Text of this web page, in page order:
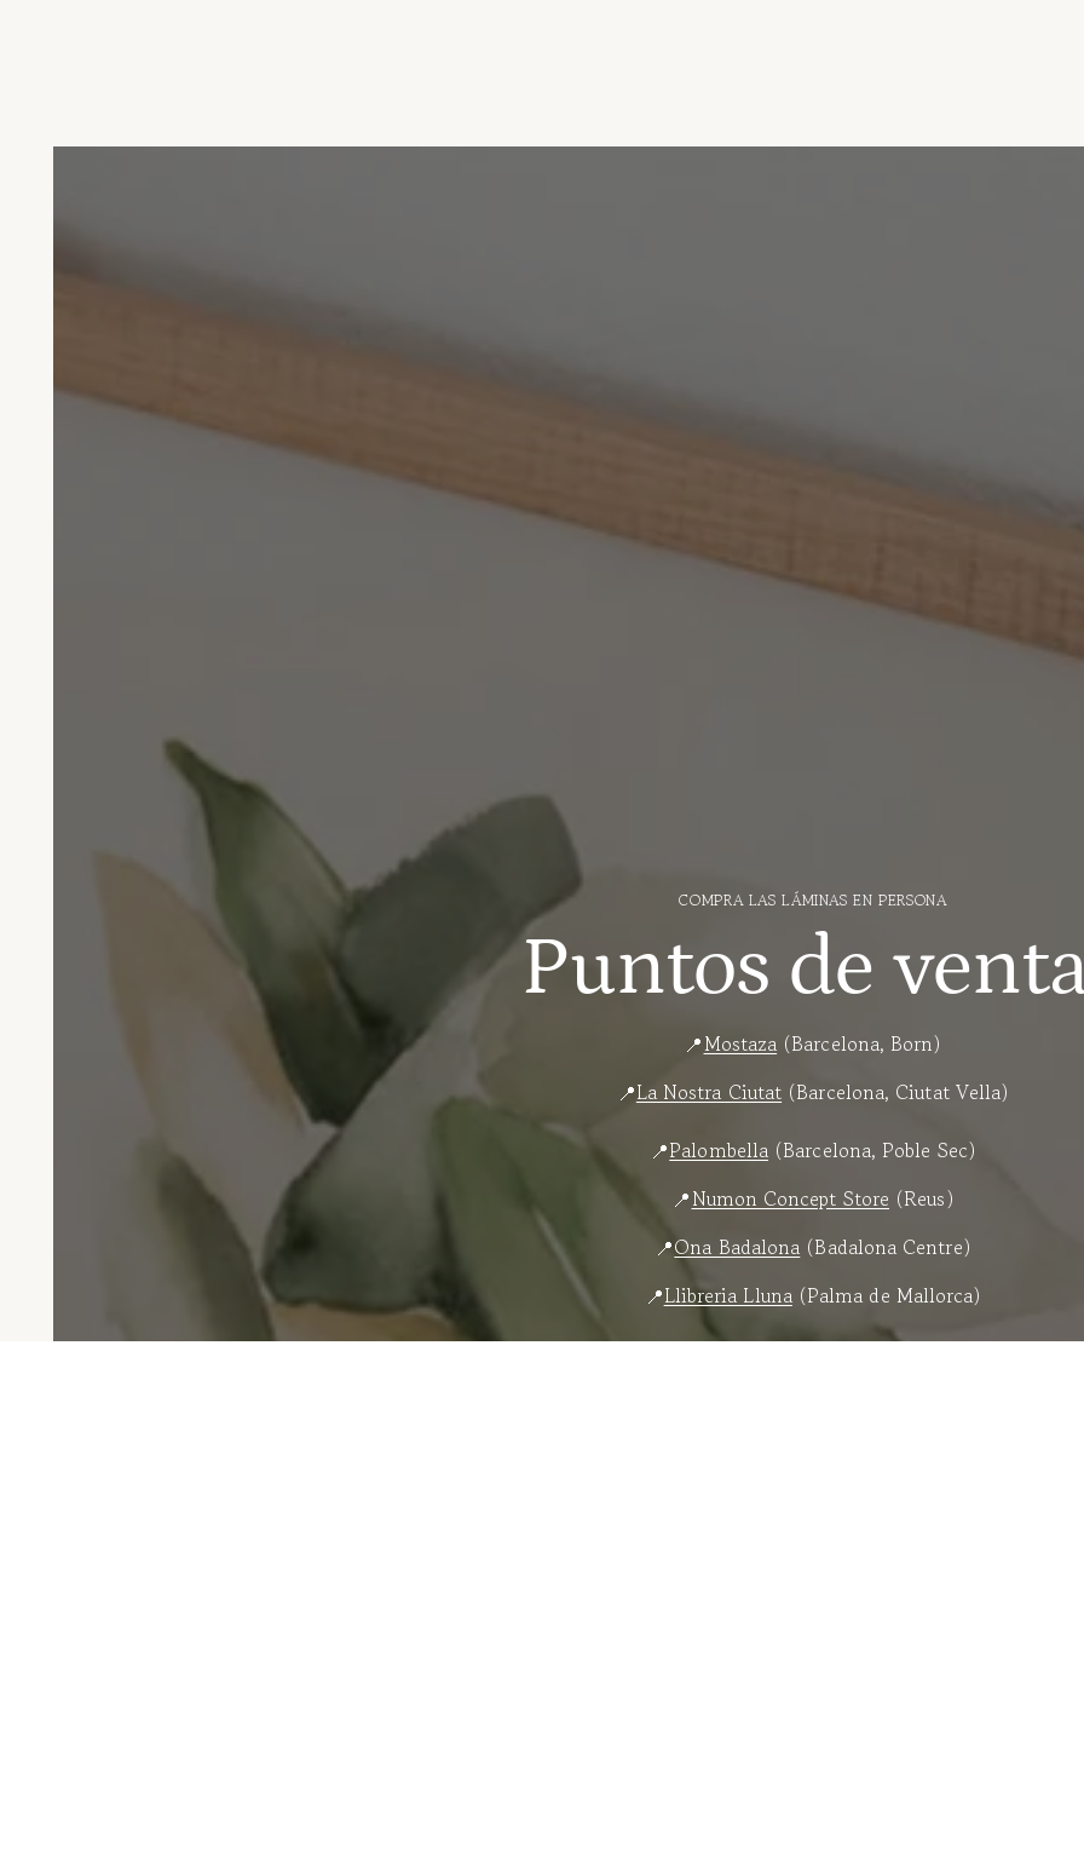
COMPRA LAS LÁMINAS EN PERSONA
Puntos de
📍Mostaza (Barcelona, Born)
📍La Nostra Ciutat (Barcelona, Ciutat Vella)
📍Palombella (Barcelona, Poble Sec)
📍Numon Concept Store (Reus)
📍Ona Badalona (Badalona Centre)
📍Llibreria Lluna(Palma de Mallorca)